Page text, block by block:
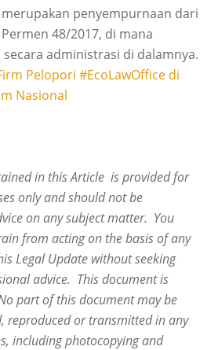
penyempurnaan dari
48/2017, di mana
administrasi di dalamnya.
Pelopori #EcoLawOffice di
Nasional
in this Article is provided for
only and should not be
on any subject matter. You
from acting on the basis of any
Legal Update without seeking
advice. This document is
part of this document may be
reproduced or transmitted in any
including photocopying and